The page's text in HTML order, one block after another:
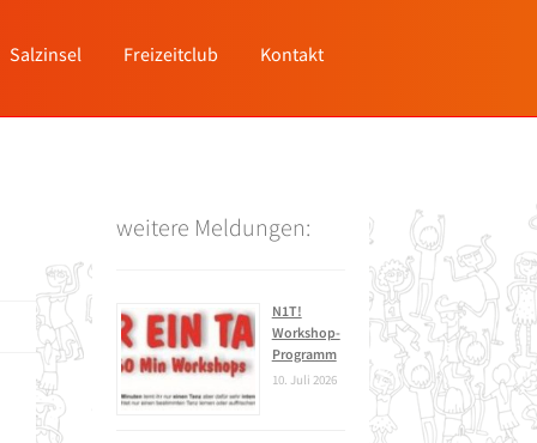
Salzinsel Freizeitclub Kontakt
weitere Meldungen:
N1T!
Workshop-
Programm
10. Juli 2026